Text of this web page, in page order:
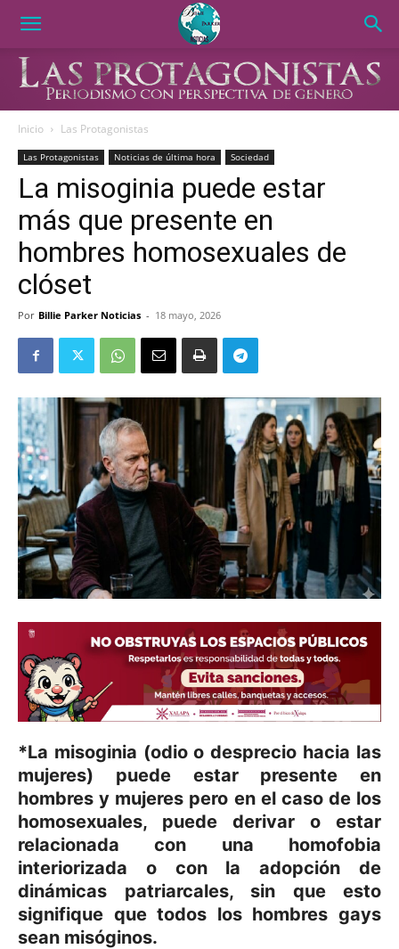
Inicio Las Protagonistas
Las Protagonistas Noticias de última hora Sociedad
La misoginia puede estar
más que presente en
hombres homosexuales de
clóset
Por Billie Parker Noticias - 18 mayo, 2026
*La misoginia (odio o desprecio hacia las
mujeres) puede estar presente en
hombres y mujeres pero en el caso de los
homosexuales, puede derivar o estar
relacionada con una homofobia
interiorizada o con la adopción de
dinámicas patriarcales, sin que esto
signifique que todos los hombres gays
sean misóginos.